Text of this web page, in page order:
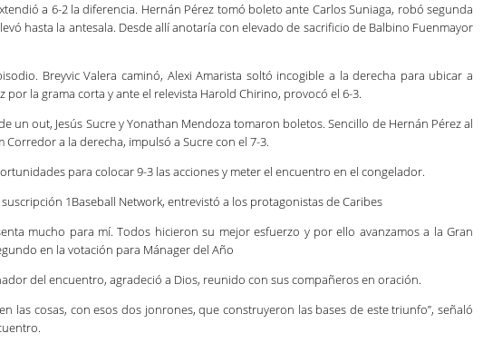
a 6-2 la diferencia. Hernán Pérez tomó boleto ante Carlos Suniaga, robó segunda
hasta la antesala. Desde allí anotaría con elevado de sacrificio de Balbino Fuenmayor
Breyvic Valera caminó, Alexi Amarista soltó incogible a la derecha para ubicar a
por la grama corta y ante el relevista Harold Chirino, provocó el 6-3.
un out, Jesús Sucre y Yonathan Mendoza tomaron boletos. Sencillo de Hernán Pérez al
a la derecha, impulsó a Sucre con el 7-3.
para colocar 9-3 las acciones y meter el encuentro en el congelador.
1Baseball Network, entrevistó a los protagonistas de Caribes
mucho para mí. Todos hicieron su mejor esfuerzo y por ello avanzamos a la Gran
en la votación para Mánager del Año
del encuentro, agradeció a Dios, reunido con sus compañeros en oración.
las cosas, con esos dos jonrones, que construyeron las bases de este triunfo”, señaló